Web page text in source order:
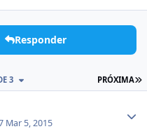
Responder
PRÓXIMA
3
Mar 5, 2015